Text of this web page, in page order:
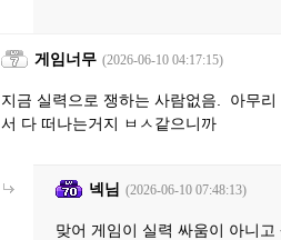
게임너무 (2026-06-10 04:17:15)
지금 실력으로 쟁하는 사람없음. 아무
서 다 떠나는거지 ㅂㅅ같으니까
넥님 (2026-06-10 07:48:13)
맞어 게임이 실력 싸움이 아니